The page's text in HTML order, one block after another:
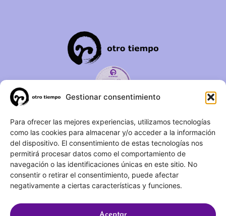
Gestionar consentimiento
Para ofrecer las mejores experiencias, utilizamos tecnologías
como las cookies para almacenar y/o acceder a la información
del dispositivo. El consentimiento de estas tecnologías nos
permitirá procesar datos como el comportamiento de
navegación o las identificaciones únicas en este sitio. No
consentir o retirar el consentimiento, puede afectar
negativamente a ciertas características y funciones.
Aceptar
C/ Duque de Fernán Núñez,
2 – 1ºA 28012 – Madrid
(+34) 623 183 283
info@otrotiempo.org